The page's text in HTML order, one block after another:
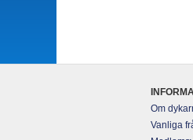
Om
Vanliga